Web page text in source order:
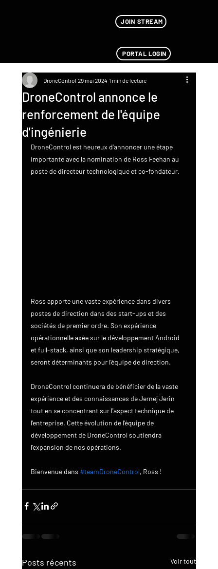
JOIN STREAM
PORTAL LOGIN
DroneControl annonce le
renforcement de l'équipe
d'ingénierie
DroneControl 29 mai 2024 1 min de lecture
DroneControl est heureux d'annoncer une étape
importante avec la nomination de Ross Feehan au
poste de directeur technologique et co-fondateur.
Ross apporte une vaste expérience dans divers
postes de direction dans des start-ups et des
sociétés de premier ordre. Son expérience
opérationnelle axée sur le développement Android
et full-stack, ainsi que son leadership stratégique,
seront déterminants pour l'équipe de direction.
DroneControl continuera de bénéficier de la vaste
expérience et des connaissances de Jernej Jerin
tout en se concentrant sur l'aspect technique de
l'entreprise. Cette évolution de l'équipe de
développement de DroneControl soutiendra
l'expansion de nos opérations.
Bienvenue dans #teamDroneControl, Ross !
Posts récents Voir tout